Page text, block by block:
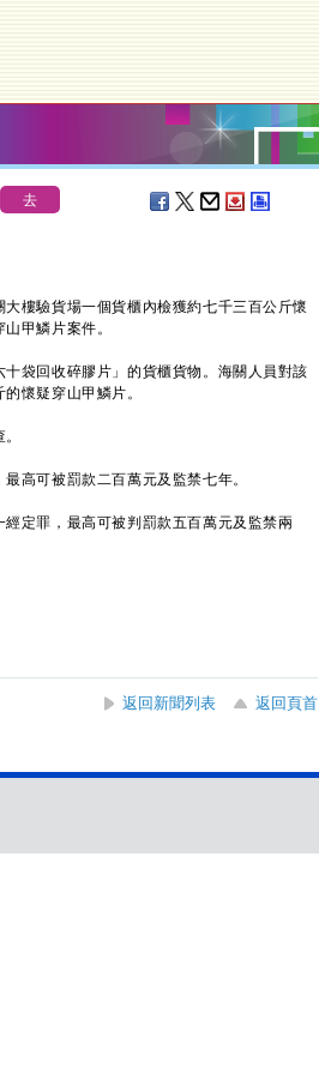
樓驗貨場一個貨櫃內檢獲約七千三百公斤懷
甲鱗片案件。
袋回收碎膠片」的貨櫃貨物。海關人員對該
懷疑穿山甲鱗片。
高可被罰款二百萬元及監禁七年。
定罪，最高可被判罰款五百萬元及監禁兩
返回新聞列表
返回頁首